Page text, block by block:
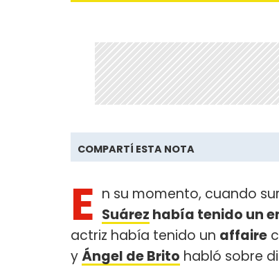
COMPARTÍ ESTA NOTA
E n su momento, cuando
Suárez había tenido un
actriz había tenido un affaire
yÁngel de Brito habló sobre